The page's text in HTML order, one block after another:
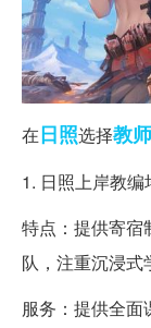
在日照选择教师
1. 日照上岸教编
特点：提供寄宿
队，注重沉浸式
服务：提供全